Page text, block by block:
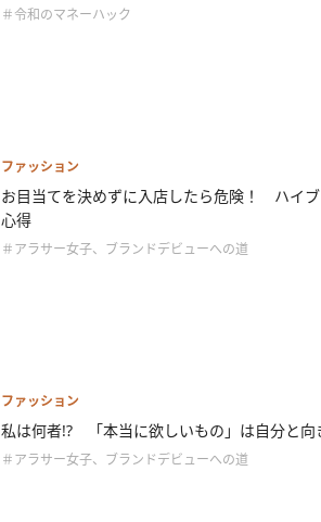
＃令和のマネーハック
ファッション
お目当てを決めずに入店したら危険！ ハイ
心得
＃アラサー女子、ブランドデビューへの道
ファッション
私は何者!? 「本当に欲しいもの」は自分と向
＃アラサー女子、ブランドデビューへの道